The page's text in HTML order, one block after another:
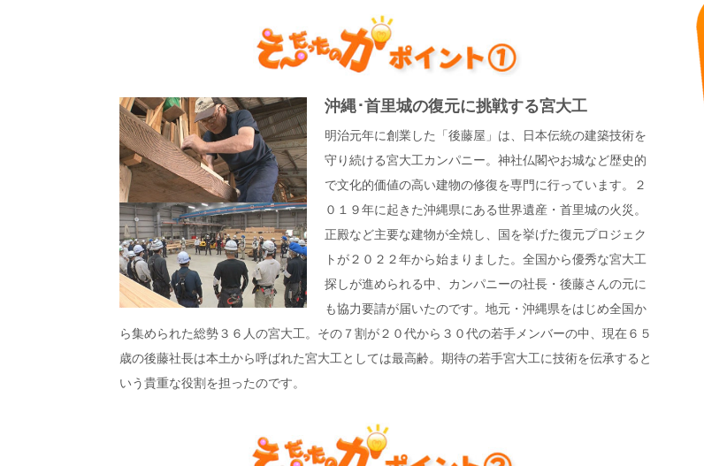
沖縄･首里城の復元に挑戦する宮大工
明治元年に創業した「後藤屋」は、日本伝統の建築技術を
守り続ける宮大工カンパニー。神社仏閣やお城など歴史的
で文化的価値の高い建物の修復を専門に行っています。２
０１９年に起きた沖縄県にある世界遺産・首里城の火災。
正殿など主要な建物が全焼し、国を挙げた復元プロジェク
トが２０２２年から始まりました。全国から優秀な宮大工
探しが進められる中、カンパニーの社長・後藤さんの元に
も協力要請が届いたのです。地元・沖縄県をはじめ全国か
ら集められた総勢３６人の宮大工。その７割が２０代から３０代の若手メンバーの中、現在６５
歳の後藤社長は本土から呼ばれた宮大工としては最高齢。期待の若手宮大工に技術を伝承すると
いう貴重な役割を担ったのです。